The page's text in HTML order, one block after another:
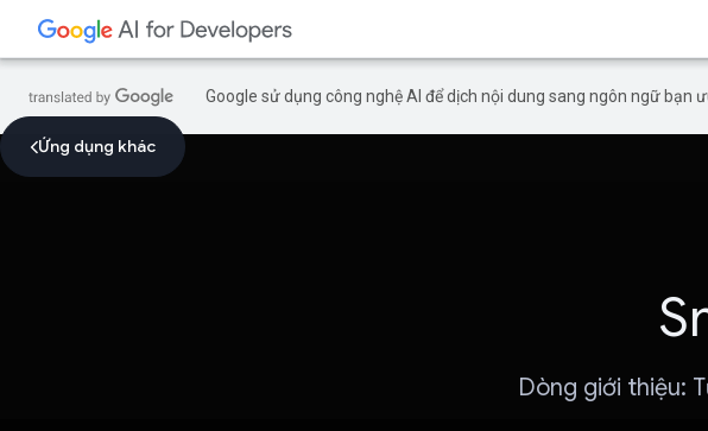
Google sử dụng công nghệ AI để dịch nội dung sang ngôn ngữ bạn
Ứng dụng khác
Dòng giới thiệu: